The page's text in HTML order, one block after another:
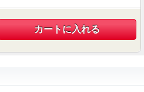
カートに入れる